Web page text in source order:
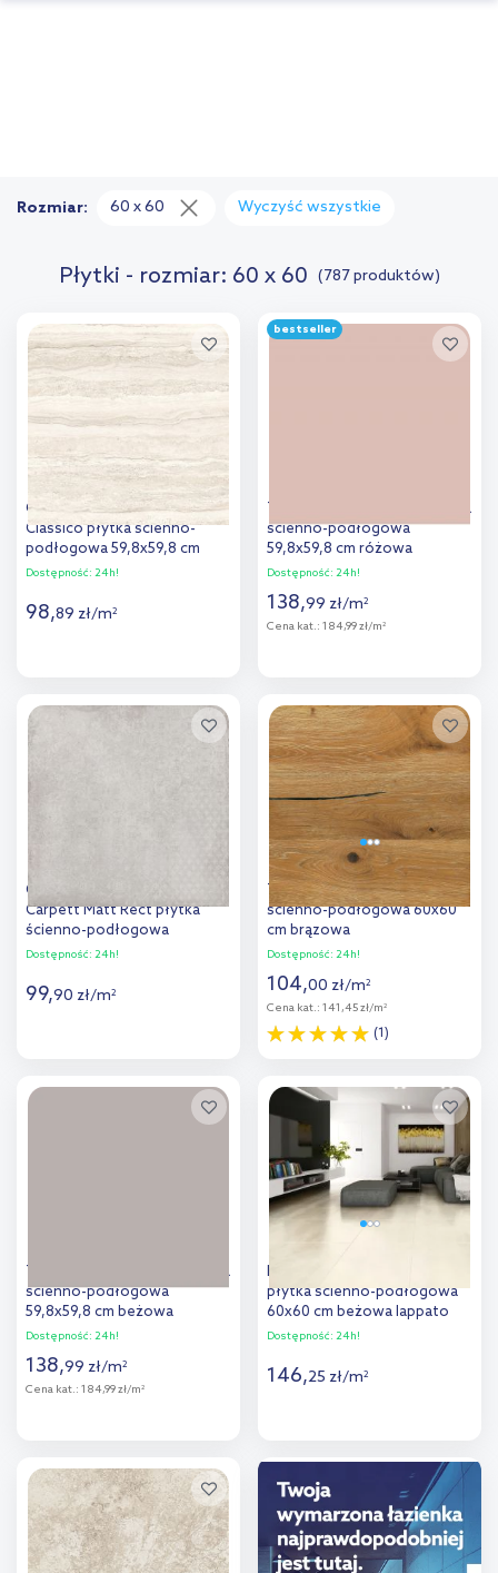
Płytki - rozmiar: 60 x 60 (787 produktów)
Rozmiar: 60 x 60 Wyczyść wszystkie
Cersanit Liv Travertino
Classico płytka ścienno-
podłogowa 59,8x59,8 cm
kremowa
Dostępność: 24h!
98,89 zł/m2
Dodaj do
bestseller
Tubądzin Cielo e Terra płytka
ścienno-podłogowa
59,8x59,8 cm różowa
Dostępność: 24h!
138,99 zł/m2
Cena kat.: 184,99 zł/m2
Dodaj do
porównania
Cersanit Diverso Light Grey
Carpett Matt Rect płytka
ścienno-podłogowa
59,8x59,8 cm szara
Dostępność: 24h!
99,90 zł/m2
Tarrace Timber płytka
ścienno-podłogowa 60x60
cm brązowa
Dostępność: 24h!
104,00 zł/m2
Cena kat.: 141,45 zł/m2
(1)
Dodaj do
porównania
Tubądzin Cielo e Terra płytka
ścienno-podłogowa
59,8x59,8 cm beżowa
Dostępność: 24h!
138,99 zł/m2
Cena kat.: 184,99 zł/m2
Dodaj do
porównania
Ego Prime Venus Crema
płytka ścienno-podłogowa
60x60 cm beżowa lappato
Dostępność: 24h!
146,25 zł/m2
Dodaj do
porównania